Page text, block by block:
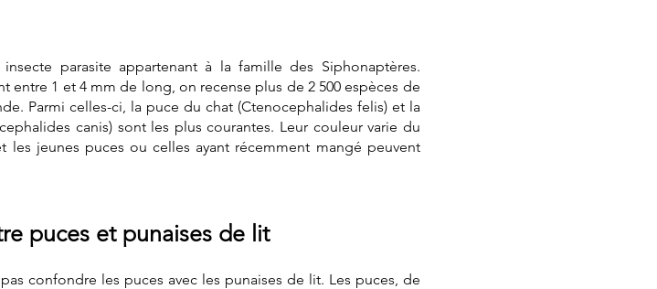
parasite appartenant à la famille des Siphonaptères.
entre 1 et 4 mm de long, on recense plus de 2 500 espèces de
Parmi celles-ci, la puce du chat (Ctenocephalides felis) et la
canis) sont les plus courantes. Leur couleur varie du
les jeunes puces ou celles ayant récemment mangé peuvent
puces et punaises de lit
confondre les puces avec les punaises de lit. Les puces, de